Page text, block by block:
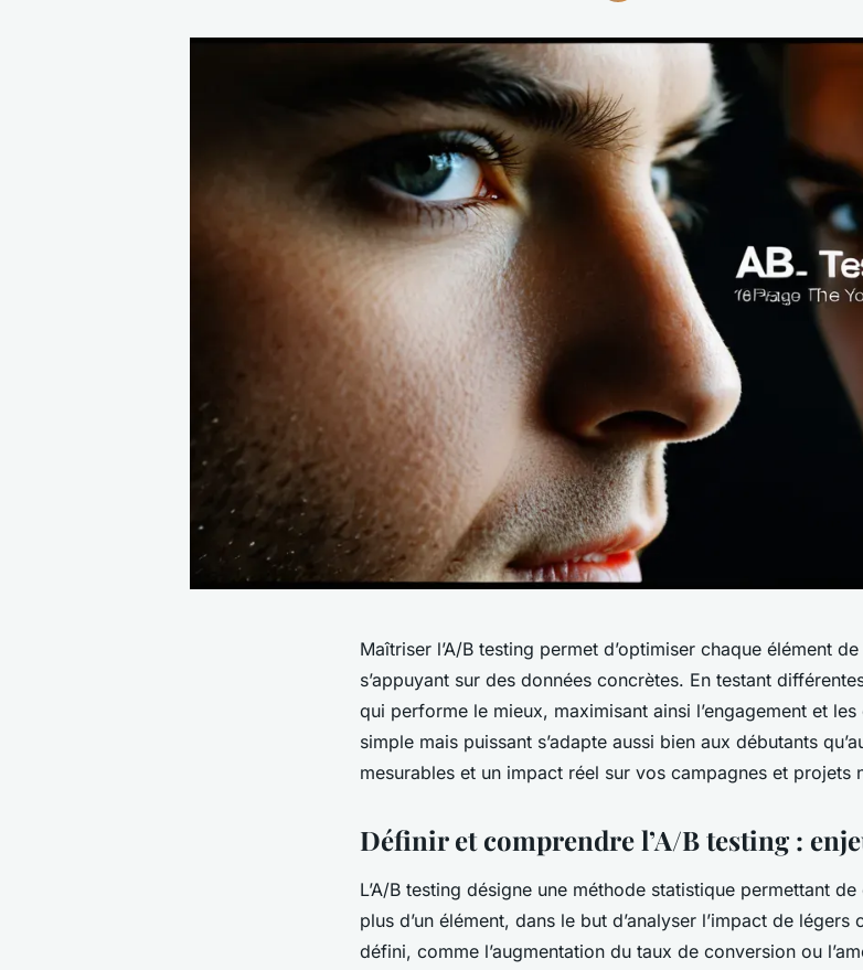
Maîtriser l’A/B testing permet d’optimiser chaque élément
s’appuyant sur des données concrètes. En testant
qui performe le mieux, maximisant ainsi l’engagement et
simple mais puissant s’adapte aussi bien aux débutants
mesurables et un impact réel sur vos campagnes et projets
Définir et comprendre l’A/B testing :
L’A/B testing désigne une méthode statistique permettant
plus d’un élément, dans le but d’analyser l’impact de
défini, comme l’augmentation du taux de conversion ou